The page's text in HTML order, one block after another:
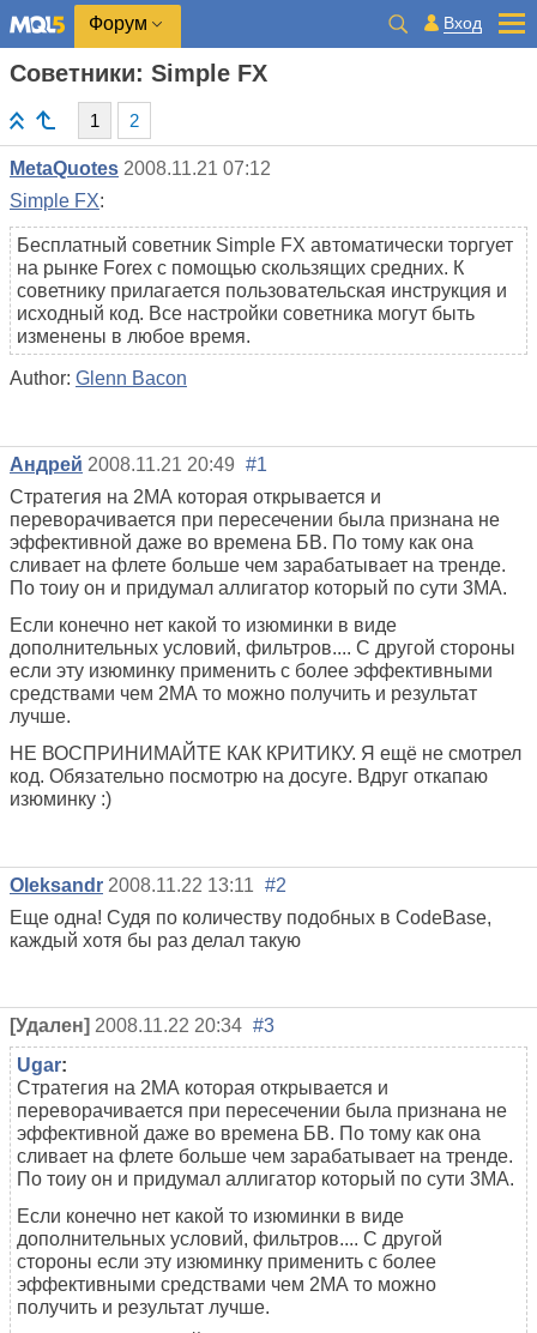
Форум Вход
Советники: Simple FX
1 2
MetaQuotes 2008.11.21 07:12
Simple FX:
Бесплатный советник Simple FX автоматически торгует
на рынке Forex с помощью скользящих средних. К
советнику прилагается пользовательская инструкция и
исходный код. Все настройки советника могут быть
изменены в любое время.
Author: Glenn Bacon
Андрей 2008.11.21 20:49 #1
Стратегия на 2МА которая открывается и
переворачивается при пересечении была признана не
эффективной даже во времена БВ. По тому как она
сливает на флете больше чем зарабатывает на тренде.
По тоиу он и придумал аллигатор который по сути 3МА.
Если конечно нет какой то изюминки в виде
дополнительных условий, фильтров.... С другой стороны
если эту изюминку применить с более эффективными
средствами чем 2МА то можно получить и результат
лучше.
НЕ ВОСПРИНИМАЙТЕ КАК КРИТИКУ. Я ещё не смотрел
код. Обязательно посмотрю на досуге. Вдруг откапаю
изюминку :)
Oleksandr 2008.11.22 13:11 #2
Еще одна! Судя по количеству подобных в CodeBase,
каждый хотя бы раз делал такую
[Удален] 2008.11.22 20:34 #3
Ugar:
Стратегия на 2МА которая открывается и
переворачивается при пересечении была признана не
эффективной даже во времена БВ. По тому как она
сливает на флете больше чем зарабатывает на тренде.
По тоиу он и придумал аллигатор который по сути 3МА.
Если конечно нет какой то изюминки в виде
дополнительных условий, фильтров.... С другой
стороны если эту изюминку применить с более
эффективными средствами чем 2МА то можно
получить и результат лучше.